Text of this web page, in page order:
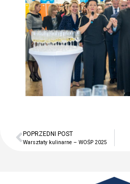
POPRZEDNI POST
Warsztaty kulinarne – WOŚP 2025